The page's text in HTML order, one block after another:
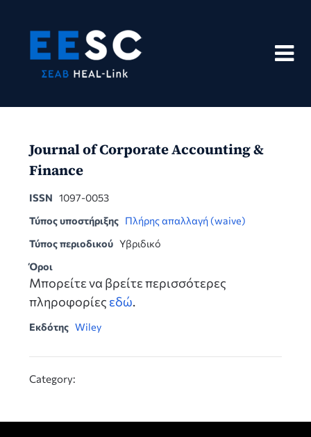
content
Journal of Corporate Accounting &
Finance
ISSN 1097-0053
Τύπος υποστήριξης Πλήρης απαλλαγή (waive)
Τύπος περιοδικού Υβριδικό
Όροι
Μπορείτε να βρείτε περισσότερες
πληροφορίες εδώ.
Εκδότης Wiley
Category: